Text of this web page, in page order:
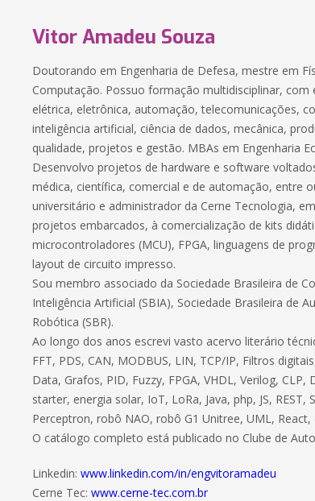
Vitor Amadeu Souza
Doutorando em Engenharia de Defesa, mestre em
Computação. Possuo formação multidisciplinar, com
elétrica, eletrônica, automação, telecomunicações,
inteligência artificial, ciência de dados, mecânica,
qualidade, projetos e gestão. MBAs em Engenharia
Desenvolvo projetos de hardware e software
médica, científica, comercial e de automação, entre
universitário e administrador da Cerne Tecnologia,
projetos embarcados, à comercialização de kits
microcontroladores (MCU), FPGA, linguagens de
layout de circuito impresso.
Sou membro associado da Sociedade Brasileira de
Inteligência Artificial (SBIA), Sociedade Brasileira de
Robótica (SBR).
Ao longo dos anos escrevi vasto acervo literário
FFT, PDS, CAN, MODBUS, LIN, TCP/IP, Filtros
Data, Grafos, PID, Fuzzy, FPGA, VHDL, Verilog,
starter, energia solar, IoT, LoRa, Java, php, JS, REST,
Perceptron, robô NAO, robô G1 Unitree, UML,
O catálogo completo está publicado no Clube de
Linkedin:www.linkedin.com/in/engvitoramadeu
Cerne Tec:www.cerne-tec.com.br